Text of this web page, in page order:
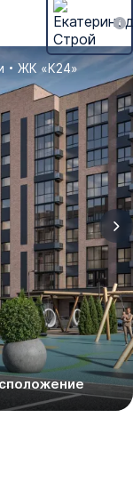
ЖК «К24»